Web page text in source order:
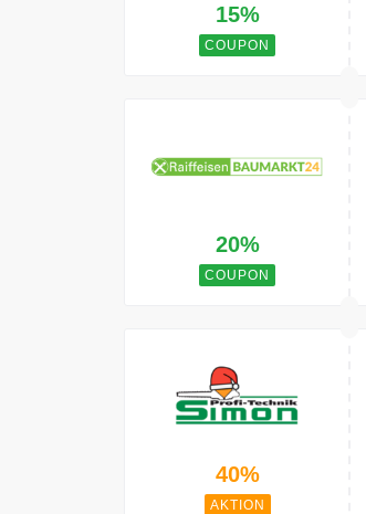
15%
COUPON
20%
COUPON
40%
AKTION